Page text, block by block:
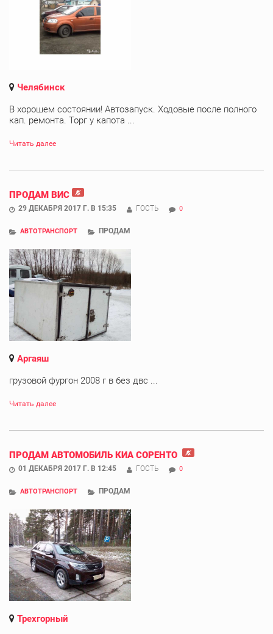
Челябинск
В хорошем состоянии! Автозапуск. Ходовые после полного
кап. ремонта. Торг у капота ...
Читать далее
ПРОДАМ ВИС
29 ДЕКАБРЯ 2017 Г. В 15:35 ГОСТЬ 0
АВТОТРАНСПОРТ ПРОДАМ
Аргаяш
грузовой фургон 2008 г в без двс ...
Читать далее
ПРОДАМ АВТОМОБИЛЬ КИА СОРЕНТО
01 ДЕКАБРЯ 2017 Г. В 12:45 ГОСТЬ 0
АВТОТРАНСПОРТ ПРОДАМ
Трехгорный